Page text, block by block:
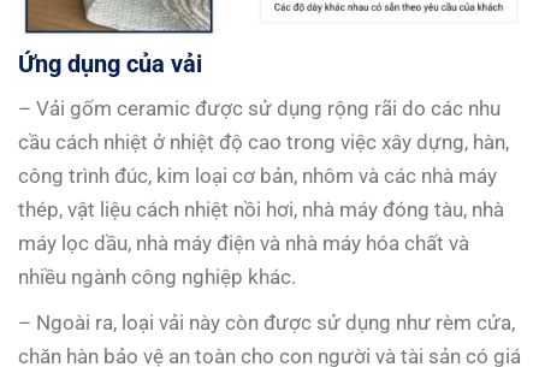
Ứng dụng của vải
– Vải gốm ceramic được sử dụng rộng rãi do các nhu
cầu cách nhiệt ở nhiệt độ cao trong việc xây dựng, hàn,
công trình đúc, kim loại cơ bản, nhôm và các nhà máy
thép, vật liệu cách nhiệt nồi hơi, nhà máy đóng tàu, nhà
máy lọc dầu, nhà máy điện và nhà máy hóa chất và
nhiều ngành công nghiệp khác.
– Ngoài ra, loại vải này còn được sử dụng như rèm cửa,
chăn hàn bảo vệ an toàn cho con người và tài sản có giá